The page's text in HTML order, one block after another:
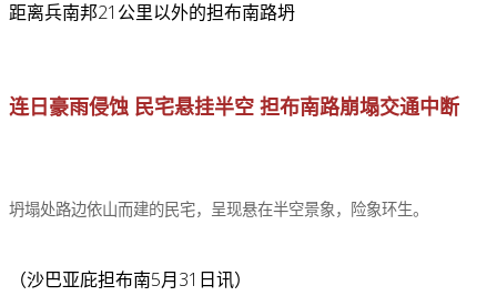
距离兵南邦21公里以外的担布南路坍
连日豪雨侵蚀 民宅悬挂半空 担布南路崩塌交通中断
坍塌处路边依山而建的民宅，呈现悬在半空景象，险象环生。
（沙巴亚庇担布南5月31日讯）